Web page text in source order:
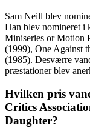
Sam Neill blev
Han blev nomineret i
Miniseries or Motion
(1999), One Against
(1985). Desværre
præstationer blev
Hvilken pris
Critics
Daughter?